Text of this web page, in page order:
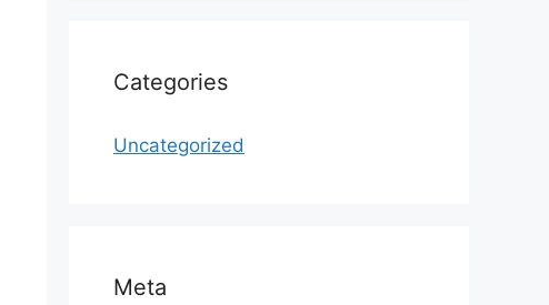
Categories
Uncategorized
Meta